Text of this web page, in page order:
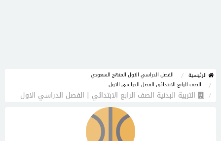
الرئيسية
الفصل الدراسي الاول المنهج السعودي
الصف الرابع الابتدائي الفصل الدراسي الاول
التربية البدنية الصف الرابع الابتدائي | الفصل الدراسي الاول